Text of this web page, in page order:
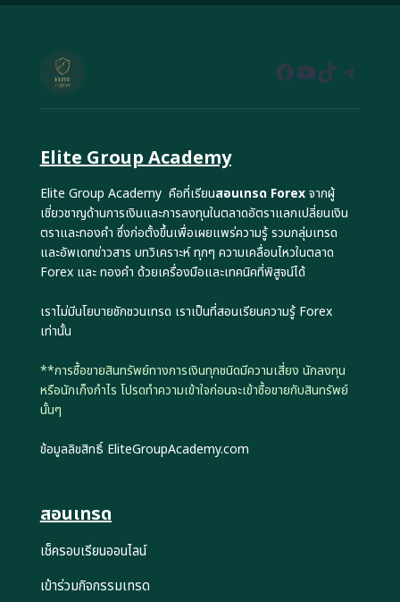
Facebook
YouTube
TikTok
Elite Group Academy
Elite Group Academy คือที่เรียนสอนเทรด Forexจากผู้
เชี่ยวชาญด้านการเงินและการลงทุนในตลาดอัตราแลกเปลี่ยนเงิน
ตราและทองคำ ซึ่งก่อตั้งขึ้นเพื่อเผยแพร่ความรู้ รวมกลุ่มเทรด
และอัพเดทข่าวสาร บทวิเคราะห์ ทุกๆ ความเคลื่อนไหวในตลาด
Forex และ ทองคำ ด้วยเครื่องมือและเทคนิคที่พิสูจน์ได้
เราไม่มีนโยบายชักชวนเทรด เราเป็นที่สอนเรียนความรู้ Forex
เท่านั้น
**การซื้อขายสินทรัพย์ทางการเงินทุกชนิดมีความเสี่ยง นักลงทุน
หรือนักเก็งกำไร โปรดทำความเข้าใจก่อนจะเข้าซื้อขายกับสินทรัพย์
นั้นๆ
ข้อมูลลิขสิทธิ์ EliteGroupAcademy.com
สอนเทรด
เช็ครอบเรียนออนไลน์
เข้าร่วมกิจกรรมเทรด